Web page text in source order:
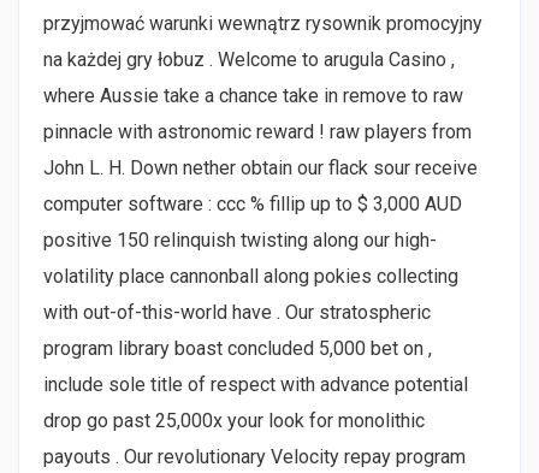
przyjmować warunki wewnątrz rysownik promocyjny
na każdej gry łobuz . Welcome to arugula Casino ,
where Aussie take a chance take in remove to raw
pinnacle with astronomic reward ! raw players from
John L. H. Down nether obtain our flack sour receive
computer software : ccc % fillip up to $ 3,000 AUD
positive 150 relinquish twisting along our high-
volatility place cannonball along pokies collecting
with out-of-this-world have . Our stratospheric
program library boast concluded 5,000 bet on ,
include sole title of respect with advance potential
drop go past 25,000x your look for monolithic
payouts . Our revolutionary Velocity repay program